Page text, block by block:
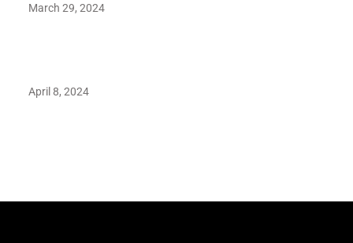
March 29, 2024
April 8, 2024